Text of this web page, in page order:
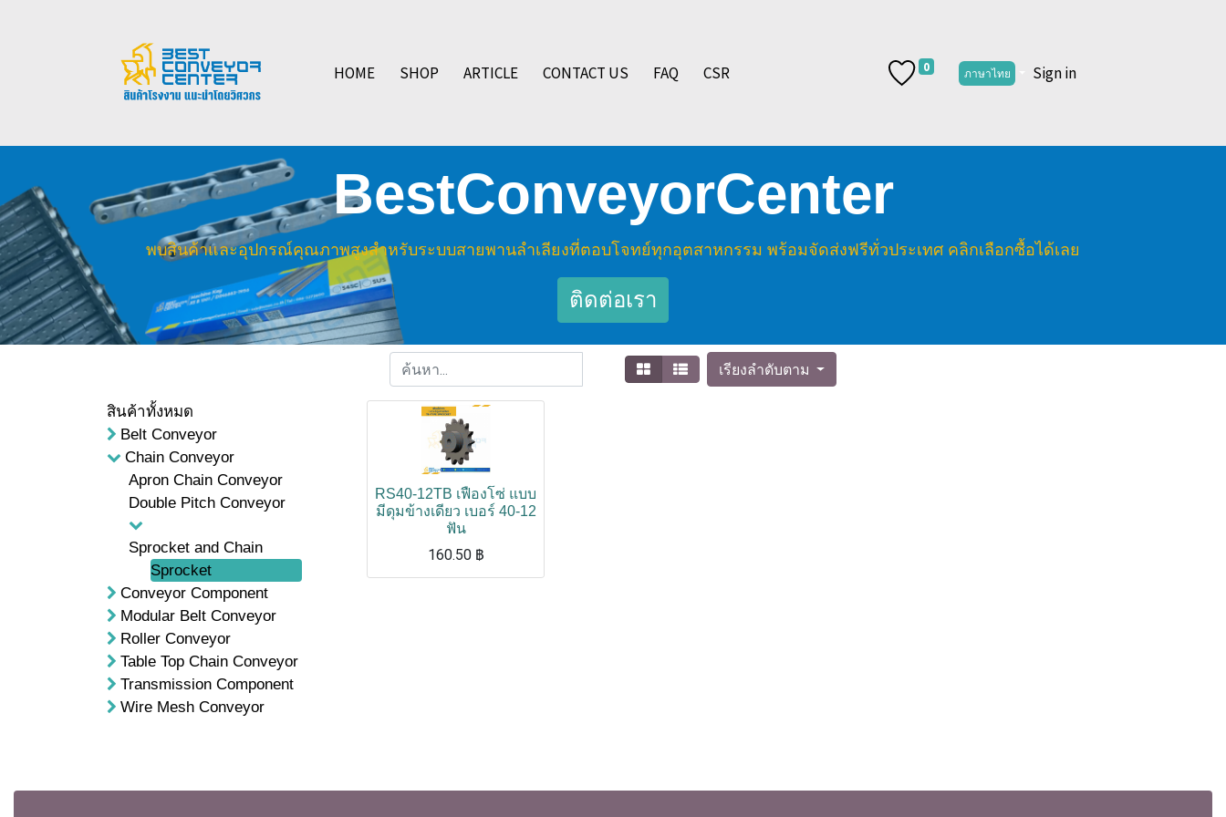
HOME SHOP ARTICLE CONTACT US FAQ CSR 0 ภาษาไทย Sign in
BestConveyorCenter
พบสินค้าและอุปกรณ์คุณภาพสูงสำหรับระบบสายพานลำเลียงที่ตอบโจทย์ทุกอุตสาหกรรม พร้อมจัดส่งฟรีทั่วประเทศ คลิกเลือกซื้อได้เลย
ติดต่อเรา
เรียงลำดับตาม
สินค้าทั้งหมด
Belt Conveyor
Chain Conveyor
Apron Chain Conveyor
Double Pitch Conveyor
Sprocket and Chain
Sprocket
Conveyor Component
Modular Belt Conveyor
Roller Conveyor
Table Top Chain Conveyor
Transmission Component
Wire Mesh Conveyor
RS40-12TB เฟืองโซ่ แบบ
มีดุมข้างเดียว เบอร์ 40-12
ฟัน
160.50฿